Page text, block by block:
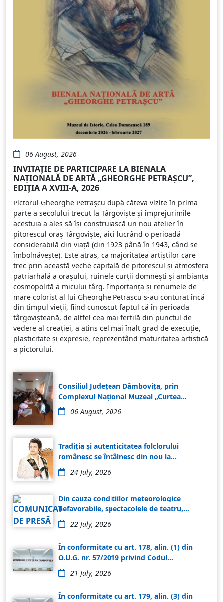
06 August, 2026
INVITAȚIE DE PARTICIPARE LA BIENALA
NAȚIONALĂ DE ARTĂ „GHEORGHE PETRAȘCU”,
EDIŢIA A XVIII-A, 2026
Pictorul Gheorghe Petrașcu după câteva vizite în prima
parte a secolului trecut la Târgoviște și împrejurimile
acestuia a ales să își construiască un nou atelier în
pitorescul oraș Târgoviște, aici lucrând o perioadă
considerabilă din viață (din 1923 până în 1943, când se
îmbolnăvește). Este atras, ca majoritatea artiștilor care
trec prin această veche capitală de pitorescul și atmosfera
patriarhală a orașului, ruinele curții domnești și ambianța
cosmopolită a micului târg. Importanța și renumele de
mare colorist al lui Gheorghe Petrașcu s-au conturat încă
din timpul vieții, fiind cunoscut faptul că în perioada
târgovișteană, de altfel cea mai fertilă din punctul de
vedere al creației, a atins cel mai înalt grad de execuție,
plasticitate și expresie, reprezentând maturitatea artistică
a pictorului.
Consiliul Județean Dâmbovița, prin
Complexul Național Muzeal „Curtea
Domnească” Târgoviște, desfășoară, în
perioada 3 -14 august 2026, programul
Încă din primele zile, proiectul s-a bucurat
de un interes deosebit, participanții
descoperind patrimoniul cultural prin
activități interactive, creative și adaptate
06 August, 2026
Tradiția și autenticitatea folclorului
românesc se întâlnesc din nou la
Târgoviște, odată cu lansarea înscrierilor
pentru cea de-a XII-a ediție a 𝐅𝐞𝐬𝐭𝐢𝐯𝐚𝐥𝐮𝐥𝐮𝐢-
24 July, 2026
Din cauza condițiilor meteorologice
nefavorabile, spectacolele de teatru,
inclusiv jocurile interactive, programate
astăzi, în cadrul „𝐌𝐢𝐦𝐞𝐬𝐢𝐬 𝐅𝐞𝐬𝐭”, se amână
14:00. Vă mulțumim pentru înțelegere și vă
așteptăm să ne bucurăm împreună de
magia teatrului și a poveștilor!
22 July, 2026
În conformitate cu art. 178, alin. (1) din
O.U.G. nr. 57/2019 privind Codul
administrativ, se convoacă Consiliul
Judeţean Dâmboviţa în şedinţă ordinară,
desfăşura în „Sala de ședințe”, Corp G,
21 July, 2026
În conformitate cu art. 179, alin. (3) din